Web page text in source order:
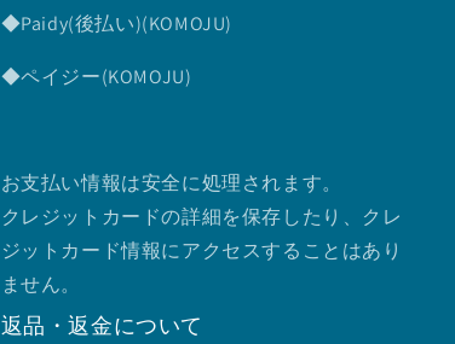
◆Paidy(後払い)(KOMOJU)
◆ペイジー(KOMOJU)
お支払い情報は安全に処理されます。
クレジットカードの詳細を保存したり、クレ
ジットカード情報にアクセスすることはあり
ません。
返品・返金について